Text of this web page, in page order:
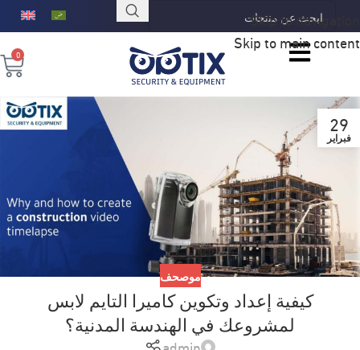
Skip to navigation
Skip to main content
0
29
فبراير
موصحف
كيفية إعداد وتكوين كاميرا التايم لابس
لمشروعك في الهندسة المدنية؟